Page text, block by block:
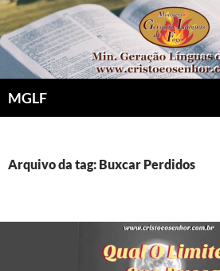
Pular
para
o
conteúdo
MGLF
Arquivo da tag: Buxcar Perdidos